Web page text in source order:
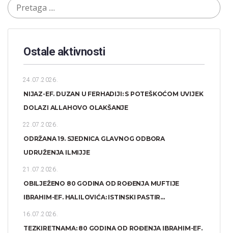
Ostale aktivnosti
24.07.2026.
NIJAZ-EF. DUZAN U FERHADIJI: S POTEŠKOĆOM UVIJEK
DOLAZI ALLAHOVO OLAKŠANJE
22.07.2026.
ODRŽANA 19. SJEDNICA GLAVNOG ODBORA
UDRUŽENJA ILMIJJE
21.07.2026.
OBILJEŽENO 80 GODINA OD ROĐENJA MUFTIJE
IBRAHIM-EF. HALILOVIĆA: ISTINSKI PASTIR...
16.07.2026.
TEZKIRETNAMA: 80 GODINA OD ROĐENJA IBRAHIM-EF.